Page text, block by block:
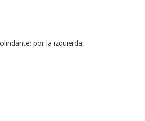
por la izquierda,